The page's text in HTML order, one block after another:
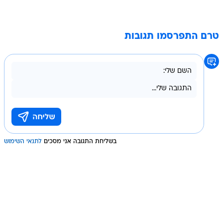
טרם התפרסמו תגובות
בשליחת התגובה אני מסכים לתנאי השימוש